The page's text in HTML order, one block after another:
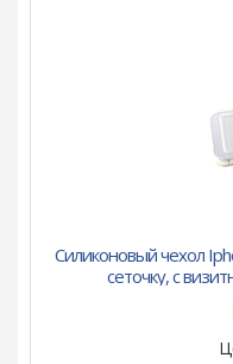
Силиконовый чехол
сеточку, с